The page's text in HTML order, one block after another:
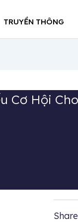
TRUYỀN THÔNG
Cơ Hội